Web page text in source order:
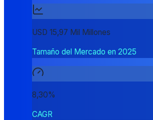
USD 15,97 Mil Millones
Tamaño del Mercado en 2025
8,30%
CAGR